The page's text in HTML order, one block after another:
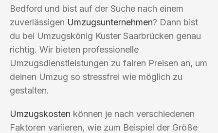
Bedford und bist auf der Suche nach einem
zuverlässigen Umzugsunternehmen? Dann bist
du bei Umzugskönig Kuster Saarbrücken genau
richtig. Wir bieten professionelle
Umzugsdienstleistungen zu fairen Preisen an, um
deinen Umzug so stressfrei wie möglich zu
gestalten.
Umzugskosten können je nach verschiedenen
Faktoren variieren, wie zum Beispiel der Größe